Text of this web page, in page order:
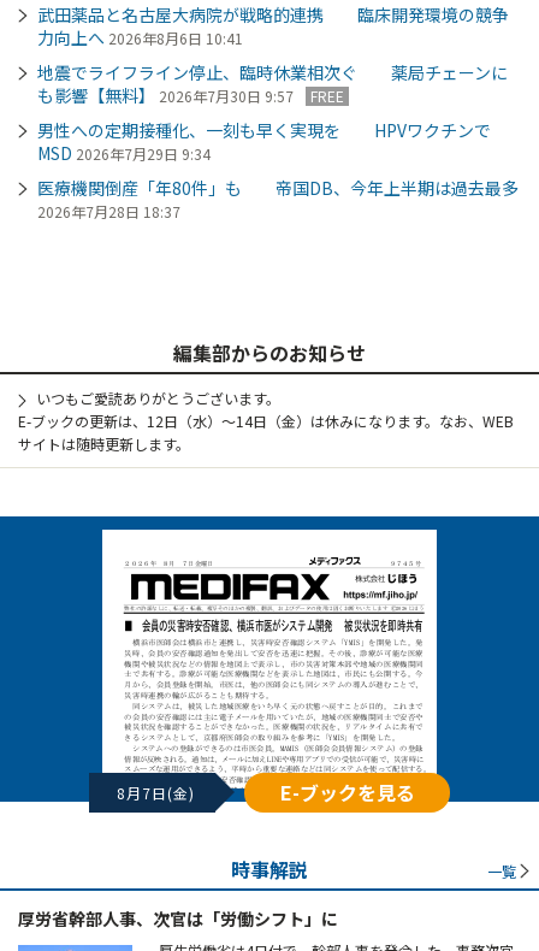
武田薬品と名古屋大病院が戦略的連携 臨床開発環境の競争
力向上へ 2026年8月6日 10:41
地震でライフライン停止、臨時休業相次ぐ 薬局チェーンに
も影響【無料】
2026年7月30日 9:57 FREE
男性への定期接種化、一刻も早く実現を HPVワクチンで
MSD 2026年7月29日 9:34
医療機関倒産「年80件」も 帝国DB、今年上半期は過去最多
2026年7月28日 18:37
編集部からのお知らせ
いつもご愛読ありがとうございます。
E-ブックの更新は、12日（水）～14日（金）は休みになります。なお、WEB
サイトは随時更新します。
8月7日(金) E-ブックを見る
時事解説 一覧
厚労省幹部人事、次官は「労働シフト」に